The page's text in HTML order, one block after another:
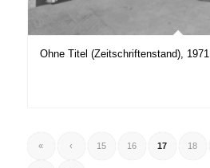
Ohne Titel (Zeitschriftenstand), 1971
« ‹ 15 16 17 18